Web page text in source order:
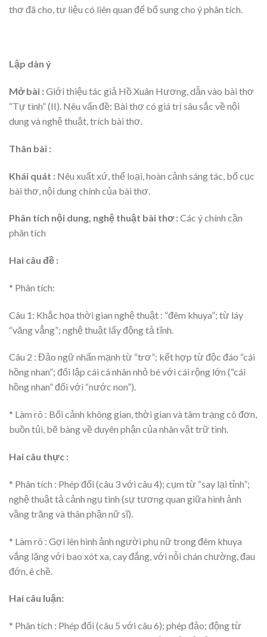
thơ đã cho, tư liệu có liên quan để bổ sung cho ý phân tích.
Lập dàn ý
Mở bài :Giới thiệu tác giả Hồ Xuân Hương, dẫn vào bài thơ
“Tự tình” (II). Nêu vấn đề: Bài thơ có giá trị sâu sắc về nội
dung và nghệ thuật, trích bài thơ.
Thân bài :
Khái quát : Nêu xuất xứ, thể loại, hoàn cảnh sáng tác, bố cục
bài thơ, nội dung chính của bài thơ.
Phân tích nội dung, nghệ thuật bài thơ :Các ý chính cần
phân tích
Hai câu đề :
* Phân tích:
Câu 1: Khắc họa thời gian nghệ thuật : “đêm khuya”; từ láy
“văng vẳng”; nghệ thuật lấy động tả tĩnh.
Câu 2 : Đảo ngữ nhấn mạnh từ “trơ”; kết hợp từ độc đáo “cái
hồng nhan”; đối lập cái cá nhân nhỏ bé với cái rộng lớn (“cái
hồng nhan” đối với “nước non”).
* Làm rõ : Bối cảnh không gian, thời gian và tâm trạng cô đơn,
buồn tủi, bẽ bàng về duyên phận của nhân vật trữ tình.
Hai câu thực :
* Phân tích : Phép đối (câu 3 với câu 4); cụm từ “say lại tỉnh”;
nghệ thuật tả cảnh ngụ tình (sự tương quan giữa hình ảnh
vầng trăng và thân phận nữ sĩ).
* Làm rõ : Gợi lên hình ảnh người phụ nữ trong đêm khuya
vắng lặng với bao xót xa, cay đắng, với nỗi chán chường, đau
đớn, ê chề.
Hai câu luận:
* Phân tích : Phép đối (câu 5 với câu 6); phép đảo; động từ